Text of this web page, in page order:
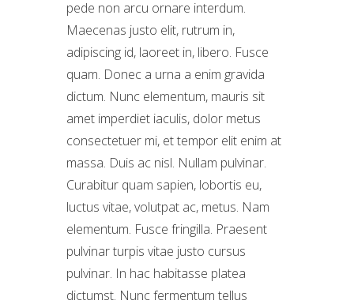
pede non arcu ornare interdum.
Maecenas justo elit, rutrum in,
adipiscing id, laoreet in, libero. Fusce
quam. Donec a urna a enim gravida
dictum. Nunc elementum, mauris sit
amet imperdiet iaculis, dolor metus
consectetuer mi, et tempor elit enim at
massa. Duis ac nisl. Nullam pulvinar.
Curabitur quam sapien, lobortis eu,
luctus vitae, volutpat ac, metus. Nam
elementum. Fusce fringilla. Praesent
pulvinar turpis vitae justo cursus
pulvinar. In hac habitasse platea
dictumst. Nunc fermentum tellus